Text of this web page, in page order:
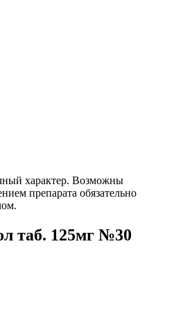
характер. Возможны
препарата обязательно
таб. 125мг №30